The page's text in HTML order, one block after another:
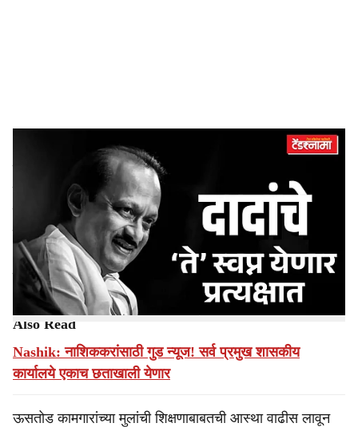
e
मुंबई (Mumbai): स्थलांतरीत ऊसतोड कामगारांच्या मुला-मुलींसाठी
संत भगवान बाबा शासकीय वसतिगृह योजनेंतर्गत बीड जिल्ह्यातील ११
वसतिगृहांच्या बांधकामासाठी १५९ कोटी ३६ लाख ६० हजार इतक्या
रकमेच्या बांधकाम अंदाजपत्रकास प्रशासकीय मान्यता देण्यात आली
असल्याची माहिती, उपमुख्यमंत्री तथा बीड जिल्ह्याच्या पालकमंत्री
सुनेत्रा अजित पवार यांनी दिली.
Also Read
Nashik: नाशिककरांसाठी गुड न्यूज! सर्व प्रमुख शासकीय
कार्यालये एकाच छताखाली येणार
ऊसतोड कामगारांच्या मुलांची शिक्षणाबाबतची आस्था वाढीस लावून